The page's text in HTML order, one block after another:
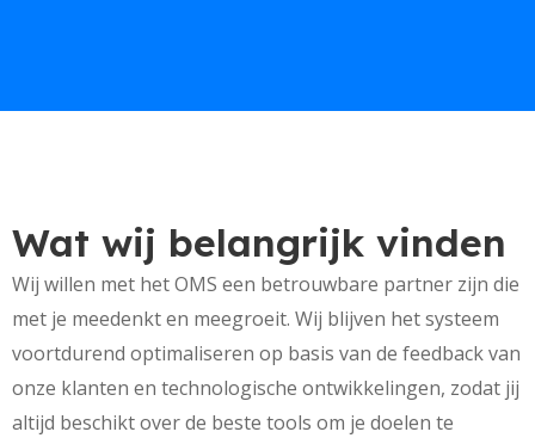
Wat wij belangrijk vinden
Wij willen met het OMS een betrouwbare partner zijn die
met je meedenkt en meegroeit. Wij blijven het systeem
voortdurend optimaliseren op basis van de feedback van
onze klanten en technologische ontwikkelingen, zodat jij
altijd beschikt over de beste tools om je doelen te